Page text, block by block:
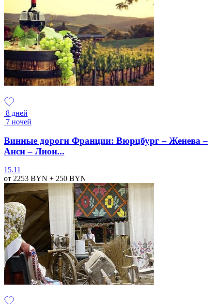
8 дней
7 ночей
Винные дороги Франции: Вюрцбург – Женева –
Анси – Лион...
15.11
от 2253 BYN + 250 BYN